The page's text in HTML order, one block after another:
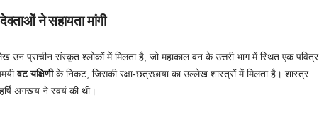
ने सहायता मांगी
उन प्राचीन संस्कृत श्लोकों में मिलता है, जो महाकाल वन के उत्तरी भाग में स्थित एक पवित्र
वट यक्षिणीके निकट, जिसकी रक्षा-छत्रछाया का उल्लेख शास्त्रों में मिलता है। शास्त्र
अगस्त्य ने स्वयं की थी।